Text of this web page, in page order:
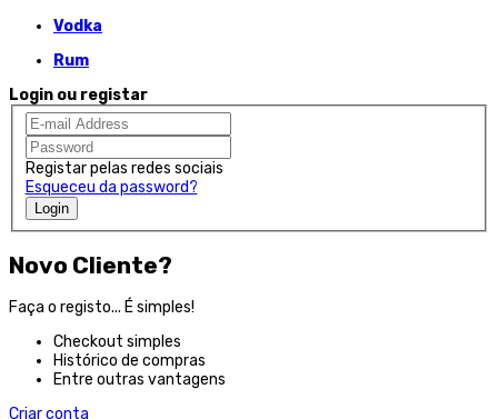
Vodka
Rum
Login ou registar
Registar pelas redes sociais
Esqueceu da password?
Login
Novo Cliente?
Faça o registo... É simples!
Checkout simples
Histórico de compras
Entre outras vantagens
Criar conta